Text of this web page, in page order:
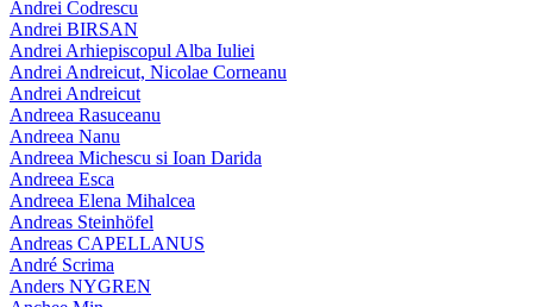
Andrei Codrescu
Andrei BIRSAN
Andrei Arhiepiscopul Alba Iuliei
Andrei Andreicut, Nicolae Corneanu
Andrei Andreicut
Andreea Rasuceanu
Andreea Nanu
Andreea Michescu si Ioan Darida
Andreea Esca
Andreea Elena Mihalcea
Andreas Steinhöfel
Andreas CAPELLANUS
André Scrima
Anders NYGREN